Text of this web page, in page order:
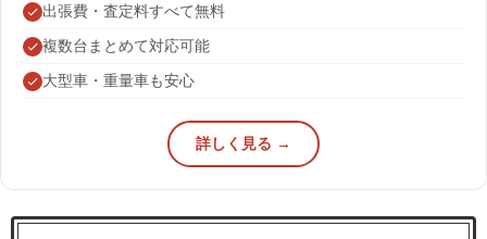
出張費・査定料すべて無料
複数台まとめて対応可能
大型車・重量車も安心
詳しく見る →